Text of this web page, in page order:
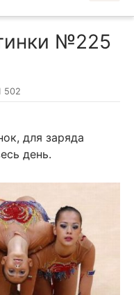
№225
502
для заряда
день.